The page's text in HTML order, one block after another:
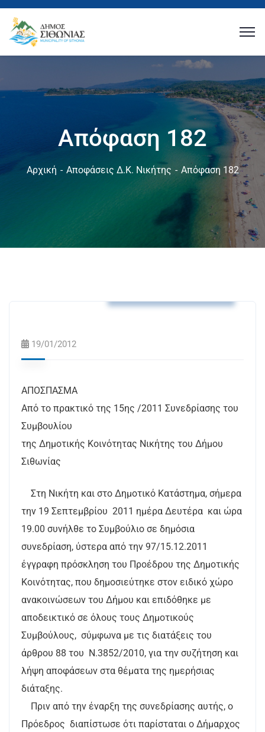
Απόφαση 182
Αρχική Αποφάσεις Δ.Κ. Νικήτης Απόφαση 182
19/01/2012
ΑΠΟΣΠΑΣΜΑ
Από το πρακτικό της 15ης /2011 Συνεδρίασης του
Συμβουλίου
της Δημοτικής Κοινότητας Νικήτης του Δήμου
Σιθωνίας
Στη Νικήτη και στο Δημοτικό Κατάστημα, σήμερα
την 19 Σεπτεμβρίου 2011 ημέρα Δευτέρα και ώρα
19.00 συνήλθε το Συμβούλιο σε δημόσια
συνεδρίαση, ύστερα από την 97/15.12.2011
έγγραφη πρόσκληση του Προέδρου της Δημοτικής
Κοινότητας, που δημοσιεύτηκε στον ειδικό χώρο
ανακοινώσεων του Δήμου και επιδόθηκε με
αποδεικτικό σε όλους τους Δημοτικούς
Συμβούλους, σύμφωνα με τις διατάξεις του
άρθρου 88 του Ν.3852/2010, για την συζήτηση και
λήψη αποφάσεων στα θέματα της ημερήσιας
διάταξης.
Πριν από την έναρξη της συνεδρίασης αυτής, ο
Πρόεδρος διαπίστωσε ότι παρίσταται ο Δήμαρχος